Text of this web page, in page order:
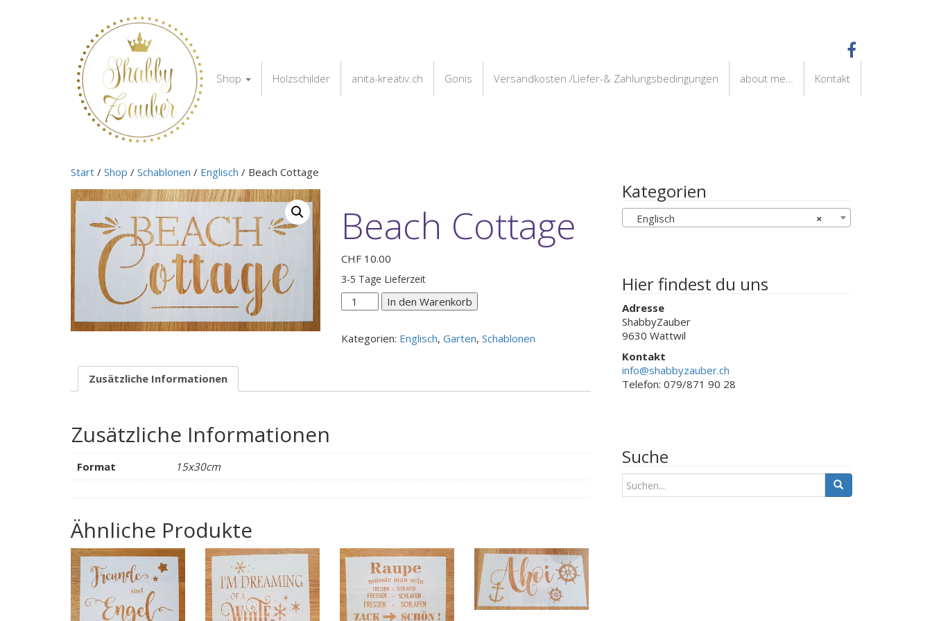
Shop Holzschilder anita-kreativ.ch Gonis Versandkosten /Liefer-& Zahlungsbedingungen about me… Kontakt
Start / Shop / Schablonen / Englisch / Beach Cottage
Beach Cottage
CHF 10.00
3-5 Tage Lieferzeit
Beach
Cottage
In den Warenkorb
Kategorien: Englisch, Garten, Schablonen
Zusätzliche Informationen
Zusätzliche Informationen
Format 15x30cm
Ähnliche Produkte
Kategorien
×
Englisch
Hier findest du uns
Adresse
ShabbyZauber
9630 Wattwil
Kontakt
info@shabbyzauber.ch
Telefon: 079/871 90 28
Suche
S
u